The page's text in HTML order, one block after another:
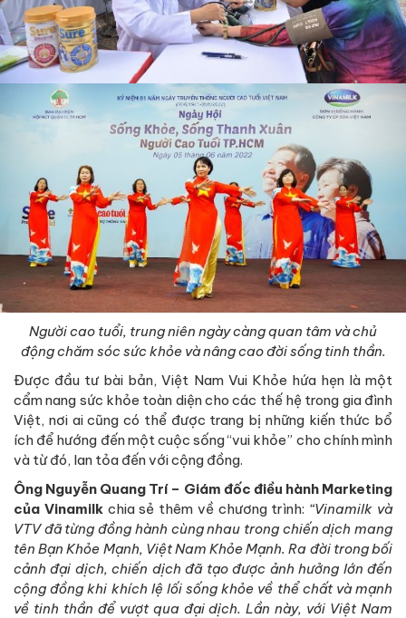
Người cao tuổi, trung niên ngày càng quan tâm và chủ
động chăm sóc sức khỏe và nâng cao đời sống tinh thần.
Được đầu tư bài bản, Việt Nam Vui Khỏe hứa hẹn là một
cẩm nang sức khỏe toàn diện cho các thế hệ trong gia đình
Việt, nơi ai cũng có thể được trang bị những kiến thức bổ
ích để hướng đến một cuộc sống “vui khỏe” cho chính mình
và từ đó, lan tỏa đến với cộng đồng.
Ông Nguyễn Quang Trí – Giám đốc điều hành Marketing
của Vinamilkchia sẻ thêm về chương trình: “Vinamilk và
VTV đã từng đồng hành cùng nhau trong chiến dịch mang
tên Bạn Khỏe Mạnh, Việt Nam Khỏe Mạnh. Ra đời trong bối
cảnh đại dịch, chiến dịch đã tạo được ảnh hưởng lớn đến
cộng đồng khi khích lệ lối sống khỏe về thể chất và mạnh
về tinh thần để vượt qua đại dịch. Lần này, với Việt Nam